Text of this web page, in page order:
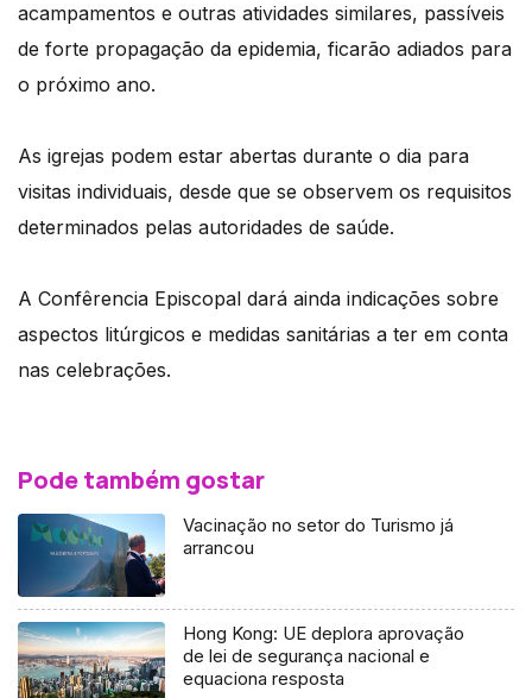
acampamentos e outras atividades similares, passíveis
de forte propagação da epidemia, ficarão adiados para
o próximo ano.
As igrejas podem estar abertas durante o dia para
visitas individuais, desde que se observem os requisitos
determinados pelas autoridades de saúde.
A Confêrencia Episcopal dará ainda indicações sobre
aspectos litúrgicos e medidas sanitárias a ter em conta
nas celebrações.
Pode também gostar
Vacinação no setor do Turismo já
arrancou
Hong Kong: UE deplora aprovação
de lei de segurança nacional e
equaciona resposta